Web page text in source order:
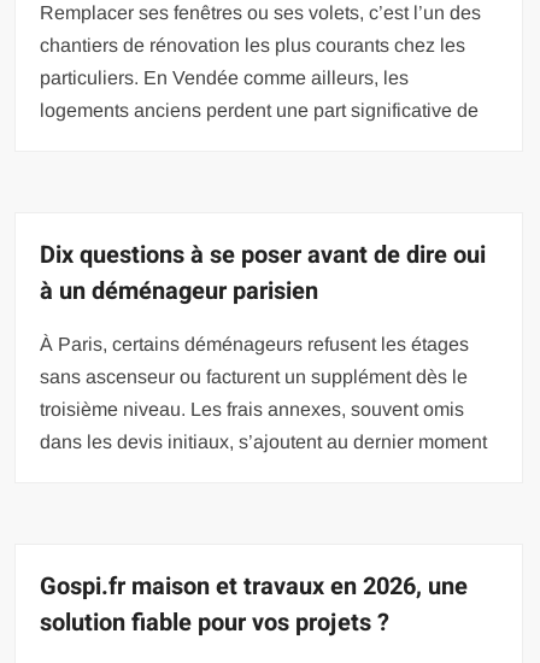
Remplacer ses fenêtres ou ses volets, c’est l’un des
chantiers de rénovation les plus courants chez les
particuliers. En Vendée comme ailleurs, les
logements anciens perdent une part significative de
Dix questions à se poser avant de dire oui
à un déménageur parisien
À Paris, certains déménageurs refusent les étages
sans ascenseur ou facturent un supplément dès le
troisième niveau. Les frais annexes, souvent omis
dans les devis initiaux, s’ajoutent au dernier moment
Gospi.fr maison et travaux en 2026, une
solution fiable pour vos projets ?